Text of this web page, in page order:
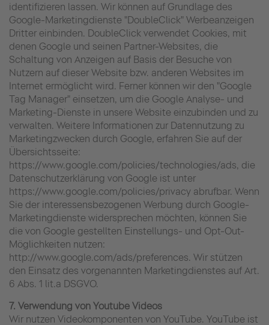
identifizieren lassen. Wir können auf Grundlage des
Google-Marketingdienste "DoubleClick" Werbeanzeigen
Dritter einbinden. DoubleClick verwendet Cookies, mit
denen Google und seinen Partner-Websites, die
Schaltung von Anzeigen auf Basis der Besuche von
Nutzern auf dieser Website bzw. anderen Websites im
Internet ermöglicht wird. Ferner können wir den "Google
Tag Manager" einsetzen, um die Google Analyse- und
Marketing-Dienste in unsere Website einzubinden und zu
verwalten. Weitere Informationen zur Datennutzung zu
Marketingzwecken durch Google, erfahren Sie auf der
Übersichtsseite:
https://www.google.com/policies/technologies/ads, die
Datenschutzerklärung von Google ist unter
https://www.google.com/policies/privacy abrufbar. Wenn
Sie der interessensbezogenen Werbung durch Google-
Marketingdienste widersprechen möchten, können Sie
die von Google gestellten Einstellungs- und Opt-Out-
Möglichkeiten nutzen:
http://www.google.com/ads/preferences. Wir stützen
den Einsatz des vorgenannten Marketingdienstes auf Art.
6 Abs. 1 lit.a DSGVO.
7. Verwendung von Youtube Videos
Wir nutzen Videokomponenten von YouTube. YouTube ist